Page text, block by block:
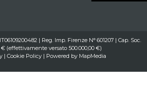
| Reg. Imp. Firenze N° 601207 | Cap. Soc.
€ (effettivamente versato 500.000,00 €)
| Cookie Policy| Powered by MapMedia